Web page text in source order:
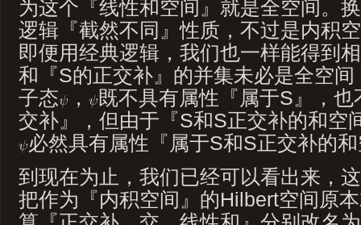
为这个『线性和空间』就是全空间。
逻辑『截然不同』性质，不过是内积
即便用经典逻辑，我们也一样能得到
和『S的正交补』的并集未必是全空
子态
，
既不具有属性『属于S』，
交补』，但由于『S和S正交补的和空
必然具有属性『属于S和S正交补的
到现在为止，我们已经可以看出来，
把作为『内积空间』的Hilbert空间原